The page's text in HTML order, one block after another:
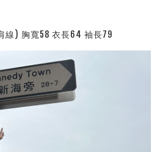
線) 胸寬58 衣長64 袖長79